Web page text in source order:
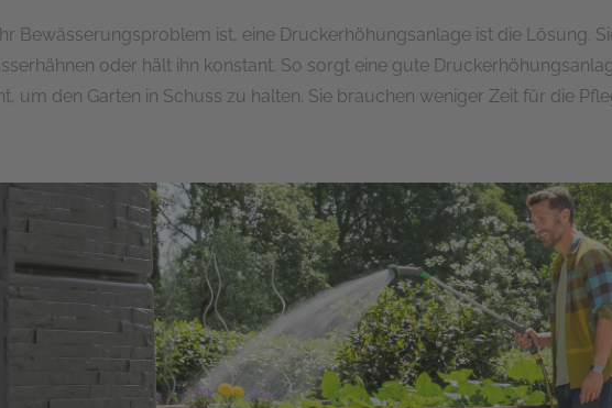
Bewässerungsproblem ist, eine Druckerhöhungsanlage ist die Lösung.
oder hält ihn konstant. So sorgt eine gute
um den Garten in Schuss zu halten. Sie brauchen weniger Zeit für die